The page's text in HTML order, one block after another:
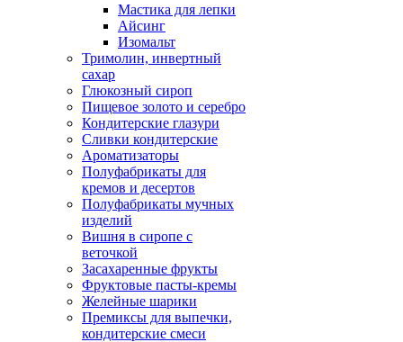
Мастика для лепки
Айсинг
Изомальт
Тримолин, инвертный
сахар
Глюкозный сироп
Пищевое золото и серебро
Кондитерские глазури
Сливки кондитерские
Ароматизаторы
Полуфабрикаты для
кремов и десертов
Полуфабрикаты мучных
изделий
Вишня в сиропе с
веточкой
Засахаренные фрукты
Фруктовые пасты-кремы
Желейные шарики
Премиксы для выпечки,
кондитерские смеси